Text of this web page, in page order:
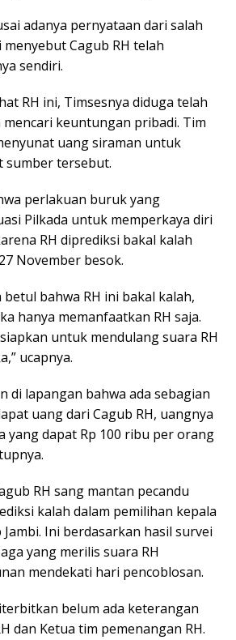
adanya pernyataan dari salah
Cagub RH telah
sendiri.
RH ini, Timsesnya diduga telah
mencari keuntungan pribadi. Tim
uang siraman untuk
sumber tersebut.
perlakuan buruk yang
Pilkada untuk memperkaya diri
RH diprediksi bakal kalah
November besok.
betul bahwa RH ini bakal kalah,
hanya memanfaatkan RH saja.
untuk mendulang suara RH
ucapnya.
di lapangan bahwa ada sebagian
uang dari Cagub RH, uangnya
yang dapat Rp 100 ribu per orang
RH sang mantan pecandu
kalah dalam pemilihan kepala
Ini berdasarkan hasil survei
yang merilis suara RH
mendekati hari pencoblosan.
belum ada keterangan
dan Ketua tim pemenangan RH.